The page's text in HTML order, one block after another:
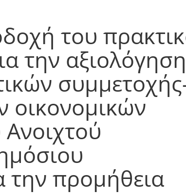
του
την αξιολόγηση
οικονομικών
την προμήθεια